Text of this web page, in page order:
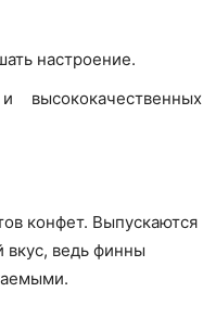
настроение.
конфет. Выпускаются
ведь финны